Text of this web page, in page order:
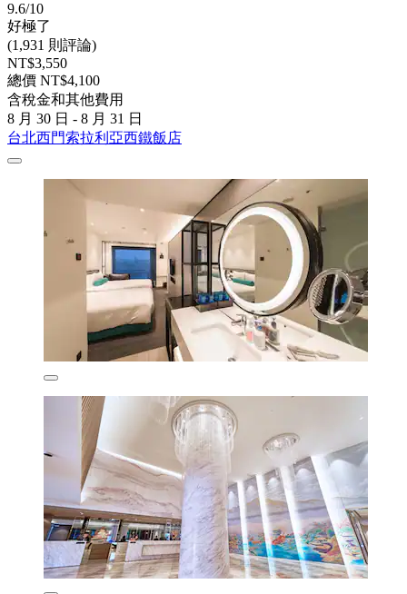
9.6/10
好極了
(1,931 則評論)
NT$3,550
總價 NT$4,100
含稅金和其他費用
8 月 30 日 - 8 月 31 日
台北西門索拉利亞西鐵飯店